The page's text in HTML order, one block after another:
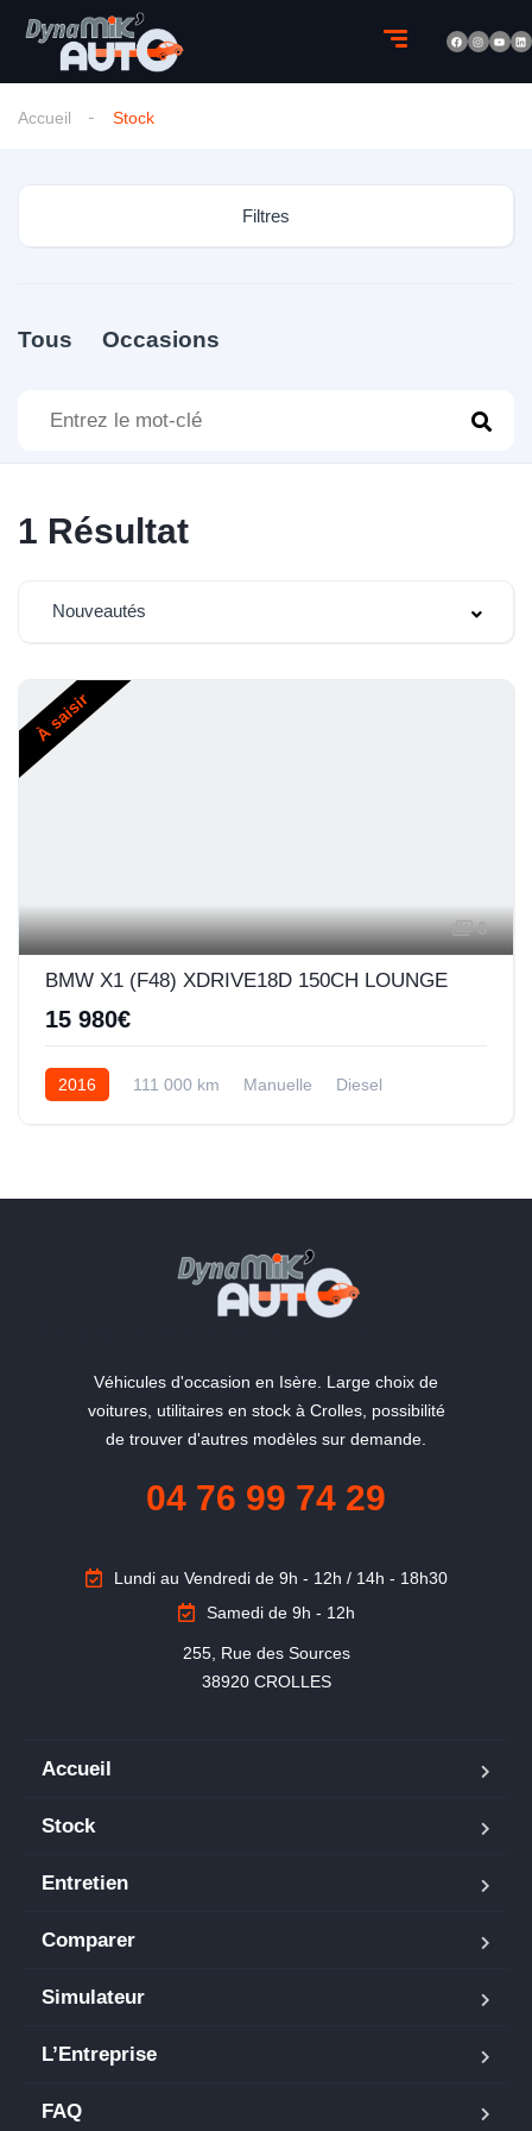
Accueil Stock
Filtres
Tous Occasions
1 Résultat
Nouveautés
À saisir
6
BMW X1 (F48) XDRIVE18D 150CH LOUNGE
15 980€
2016 111 000 km Manuelle Diesel
Véhicules d'occasion en Isère. Large choix de
voitures, utilitaires en stock à Crolles, possibilité
de trouver d'autres modèles sur demande.
04 76 99 74 29
Lundi au Vendredi de 9h - 12h / 14h - 18h30
Samedi de 9h - 12h
255, Rue des Sources
38920 CROLLES
Accueil
Stock
Entretien
Comparer
Simulateur
L’Entreprise
FAQ